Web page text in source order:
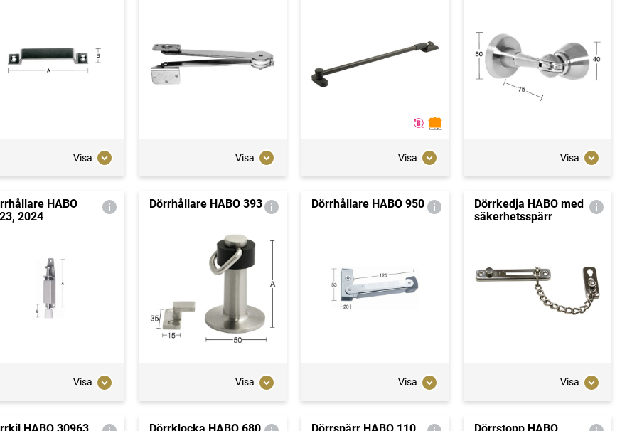
Visa Visa Visa Visa
HABO
2024
Visa
Dörrhållare HABO 393
Visa
Dörrhållare HABO 950
Visa
Dörrkedja HABO med
säkerhetsspärr
Visa
HABO 30963 Dörrklocka HABO 680 Dörrspärr HABO 110 Dörrstopp HABO